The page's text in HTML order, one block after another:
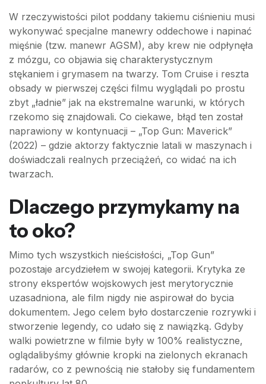
W rzeczywistości pilot poddany takiemu ciśnieniu musi
wykonywać specjalne manewry oddechowe i napinać
mięśnie (tzw. manewr AGSM), aby krew nie odpłynęła
z mózgu, co objawia się charakterystycznym
stękaniem i grymasem na twarzy. Tom Cruise i reszta
obsady w pierwszej części filmu wyglądali po prostu
zbyt „ładnie” jak na ekstremalne warunki, w których
rzekomo się znajdowali. Co ciekawe, błąd ten został
naprawiony w kontynuacji – „Top Gun: Maverick”
(2022) – gdzie aktorzy faktycznie latali w maszynach i
doświadczali realnych przeciążeń, co widać na ich
twarzach.
Dlaczego przymykamy na
to oko?
Mimo tych wszystkich nieścisłości, „Top Gun”
pozostaje arcydziełem w swojej kategorii. Krytyka ze
strony ekspertów wojskowych jest merytorycznie
uzasadniona, ale film nigdy nie aspirował do bycia
dokumentem. Jego celem było dostarczenie rozrywki i
stworzenie legendy, co udało się z nawiązką. Gdyby
walki powietrzne w filmie były w 100% realistyczne,
oglądalibyśmy głównie kropki na zielonych ekranach
radarów, co z pewnością nie stałoby się fundamentem